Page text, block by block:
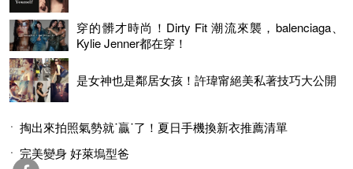
穿的髒才時尚！Dirty Fit 潮流來襲，balenciaga、
Kylie Jenner都在穿！
是女神也是鄰居女孩！許瑋甯絕美私著技巧大公開
掏出來拍照氣勢就˙贏˙了！夏日手機換新衣推薦清單
完美變身 好萊塢型爸